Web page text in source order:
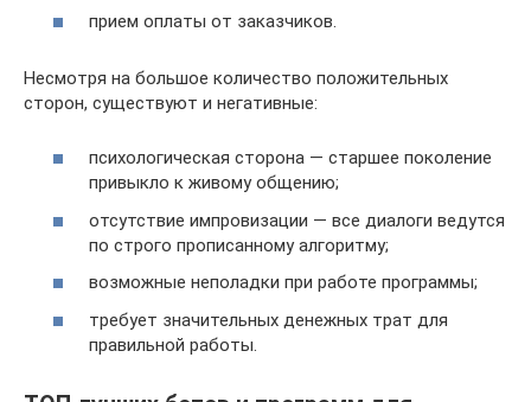
прием оплаты от заказчиков.
Несмотря на большое количество положительных
сторон, существуют и негативные:
психологическая сторона — старшее поколение
привыкло к живому общению;
отсутствие импровизации — все диалоги ведутся
по строго прописанному алгоритму;
возможные неполадки при работе программы;
требует значительных денежных трат для
правильной работы.